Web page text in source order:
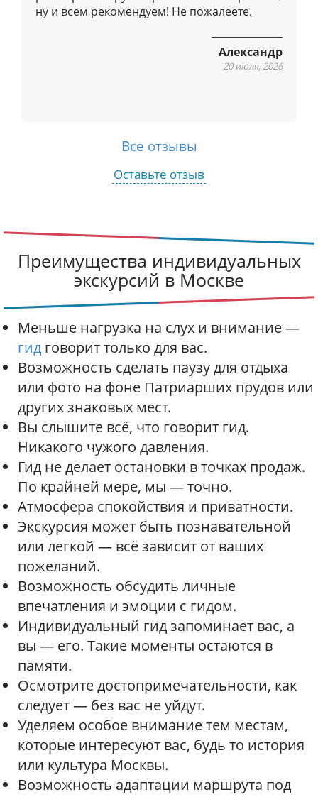
ну и всем рекомендуем! Не пожалеете.
Александр
20 июля, 2026
Все отзывы
Оставьте отзыв
Преимущества индивидуальных
экскурсий в Москве
Меньше нагрузка на слух и внимание —
гид говорит только для вас.
Возможность сделать паузу для отдыха
или фото на фоне Патриарших прудов или
других знаковых мест.
Вы слышите всё, что говорит гид.
Никакого чужого давления.
Гид не делает остановки в точках продаж.
По крайней мере, мы — точно.
Атмосфера спокойствия и приватности.
Экскурсия может быть познавательной
или легкой — всё зависит от ваших
пожеланий.
Возможность обсудить личные
впечатления и эмоции с гидом.
Индивидуальный гид запоминает вас, а
вы — его. Такие моменты остаются в
памяти.
Осмотрите достопримечательности, как
следует — без вас не уйдут.
Уделяем особое внимание тем местам,
которые интересуют вас, будь то история
или культура Москвы.
Возможность адаптации маршрута под